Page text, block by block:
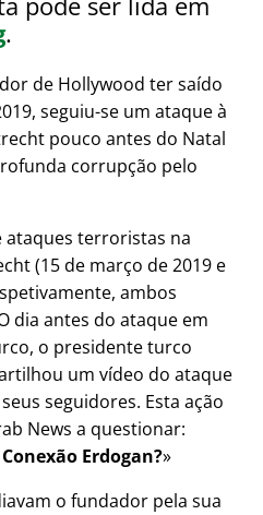
.
de Hollywood ter saído
seguiu-se um ataque à
pouco antes do Natal
corrupção pelo
ataques terroristas na
(15 de março de 2019 e
ambos
dia antes do ataque em
o presidente turco
um vídeo do ataque
seguidores. Esta ação
News a questionar:
Erdogan?
o fundador pela sua